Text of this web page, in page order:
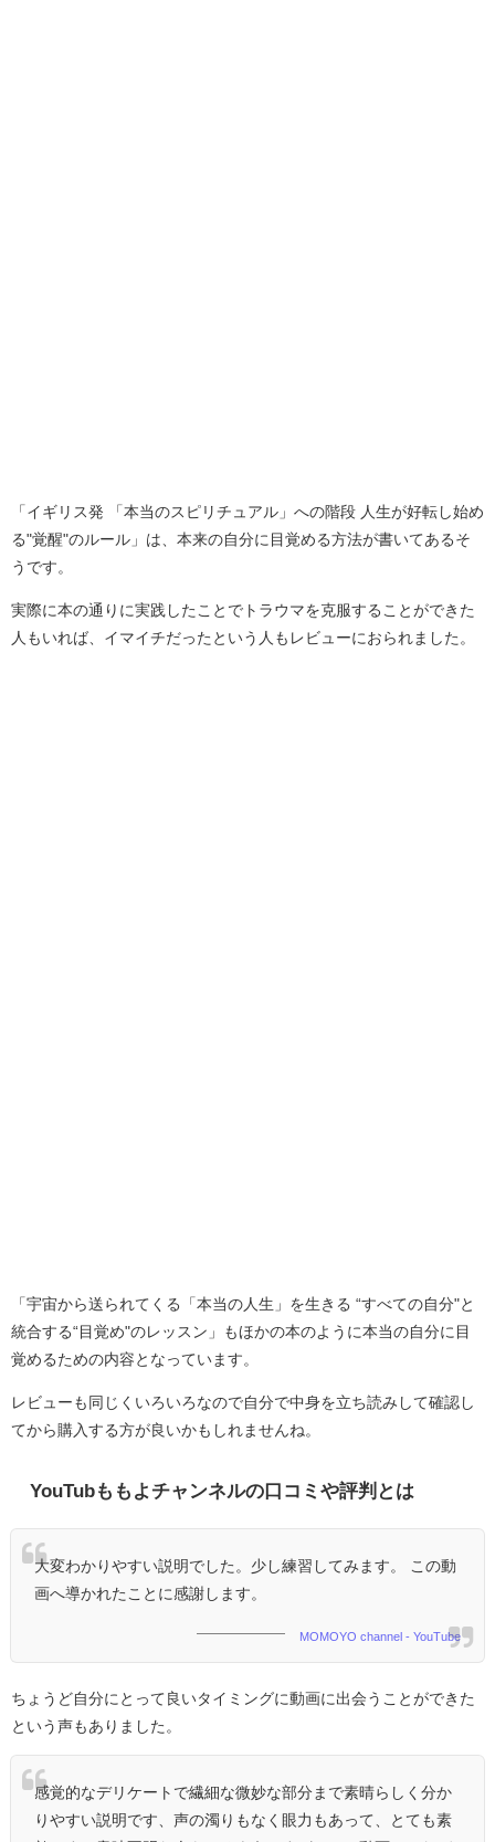
「イギリス発 「本当のスピリチュアル」への階段 人生が好転し始め
る"覚醒"のルール」は、本来の自分に目覚める方法が書いてあるそ
うです。
実際に本の通りに実践したことでトラウマを克服することができた
人もいれば、イマイチだったという人もレビューにおられました。
「宇宙から送られてくる「本当の人生」を生きる “すべての自分"と
統合する“目覚め"のレッスン」もほかの本のように本当の自分に目
覚めるための内容となっています。
レビューも同じくいろいろなので自分で中身を立ち読みして確認し
てから購入する方が良いかもしれませんね。
YouTubももよチャンネルの口コミや評判とは
大変わかりやすい説明でした。少し練習してみます。 この動
画へ導かれたことに感謝します。
MOMOYO channel - YouTube
ちょうど自分にとって良いタイミングに動画に出会うことができた
という声もありました。
感覚的なデリケートで繊細な微妙な部分まで素晴らしく分か
りやすい説明です、声の濁りもなく眼力もあって、とても素